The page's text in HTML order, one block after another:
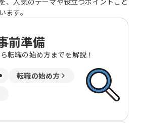
ます。
前準備
転職の始め方までを解説！
転職の始め方